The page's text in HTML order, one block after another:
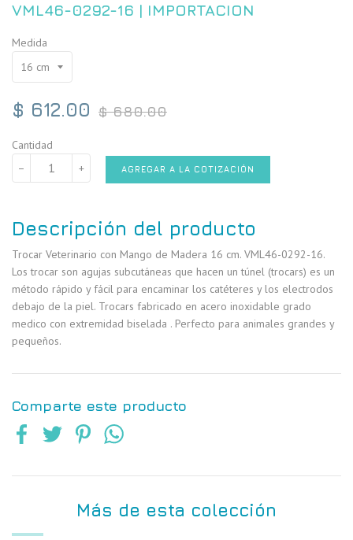
VML46-0292-16 | IMPORTACION
Medida
Precio
habitual
$ 612.00 $ 680.00
Cantidad
−
+ AGREGAR A LA COTIZACIÓN
Descripción del producto
Trocar Veterinario con Mango de Madera 16 cm. VML46-0292-16.
Los trocar son agujas subcutáneas que hacen un túnel (trocars) es un
método rápido y fácil para encaminar los catéteres y los electrodos
debajo de la piel. Trocars fabricado en acero inoxidable grado
medico con extremidad biselada . Perfecto para animales grandes y
pequeños.
Comparte este producto
Más de esta colección